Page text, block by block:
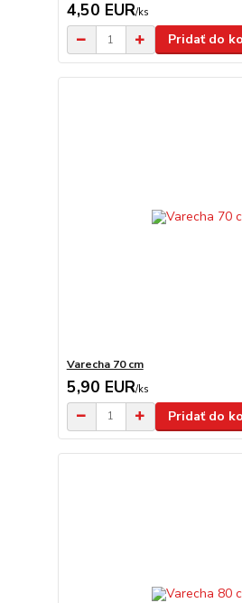
4,50 EUR/ks
Pridať do
Varecha 70 cm
5,90 EUR/ks
Pridať do